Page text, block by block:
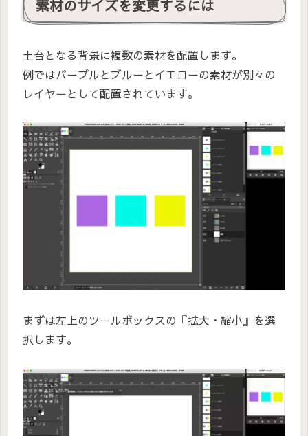
素材のサイズを変更するには
土台となる背景に複数の素材を配置します。
例ではパープルとブルーとイエローの素材が別々の
レイヤーとして配置されています。
まずは左上のツールボックスの『拡大・縮小』を選
択します。